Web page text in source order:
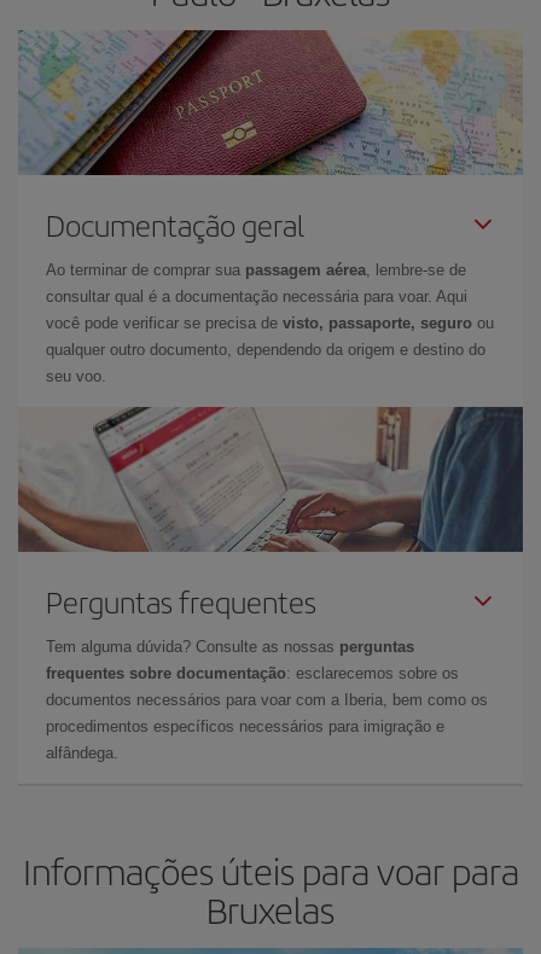
Documentação geral
Ao terminar de comprar sua passagem aérea, lembre-se de
consultar qual é a documentação necessária para voar. Aqui
você pode verificar se precisa de visto, passaporte, seguro ou
qualquer outro documento, dependendo da origem e destino do
seu voo.
Perguntas frequentes
Tem alguma dúvida? Consulte as nossas perguntas
frequentes sobre documentação: esclarecemos sobre os
documentos necessários para voar com a Iberia, bem como os
procedimentos específicos necessários para imigração e
alfândega.
Informações úteis para voar para
Bruxelas